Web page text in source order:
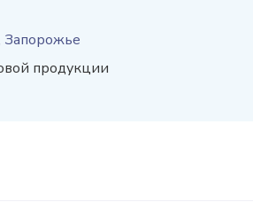
Запорожье
продукции